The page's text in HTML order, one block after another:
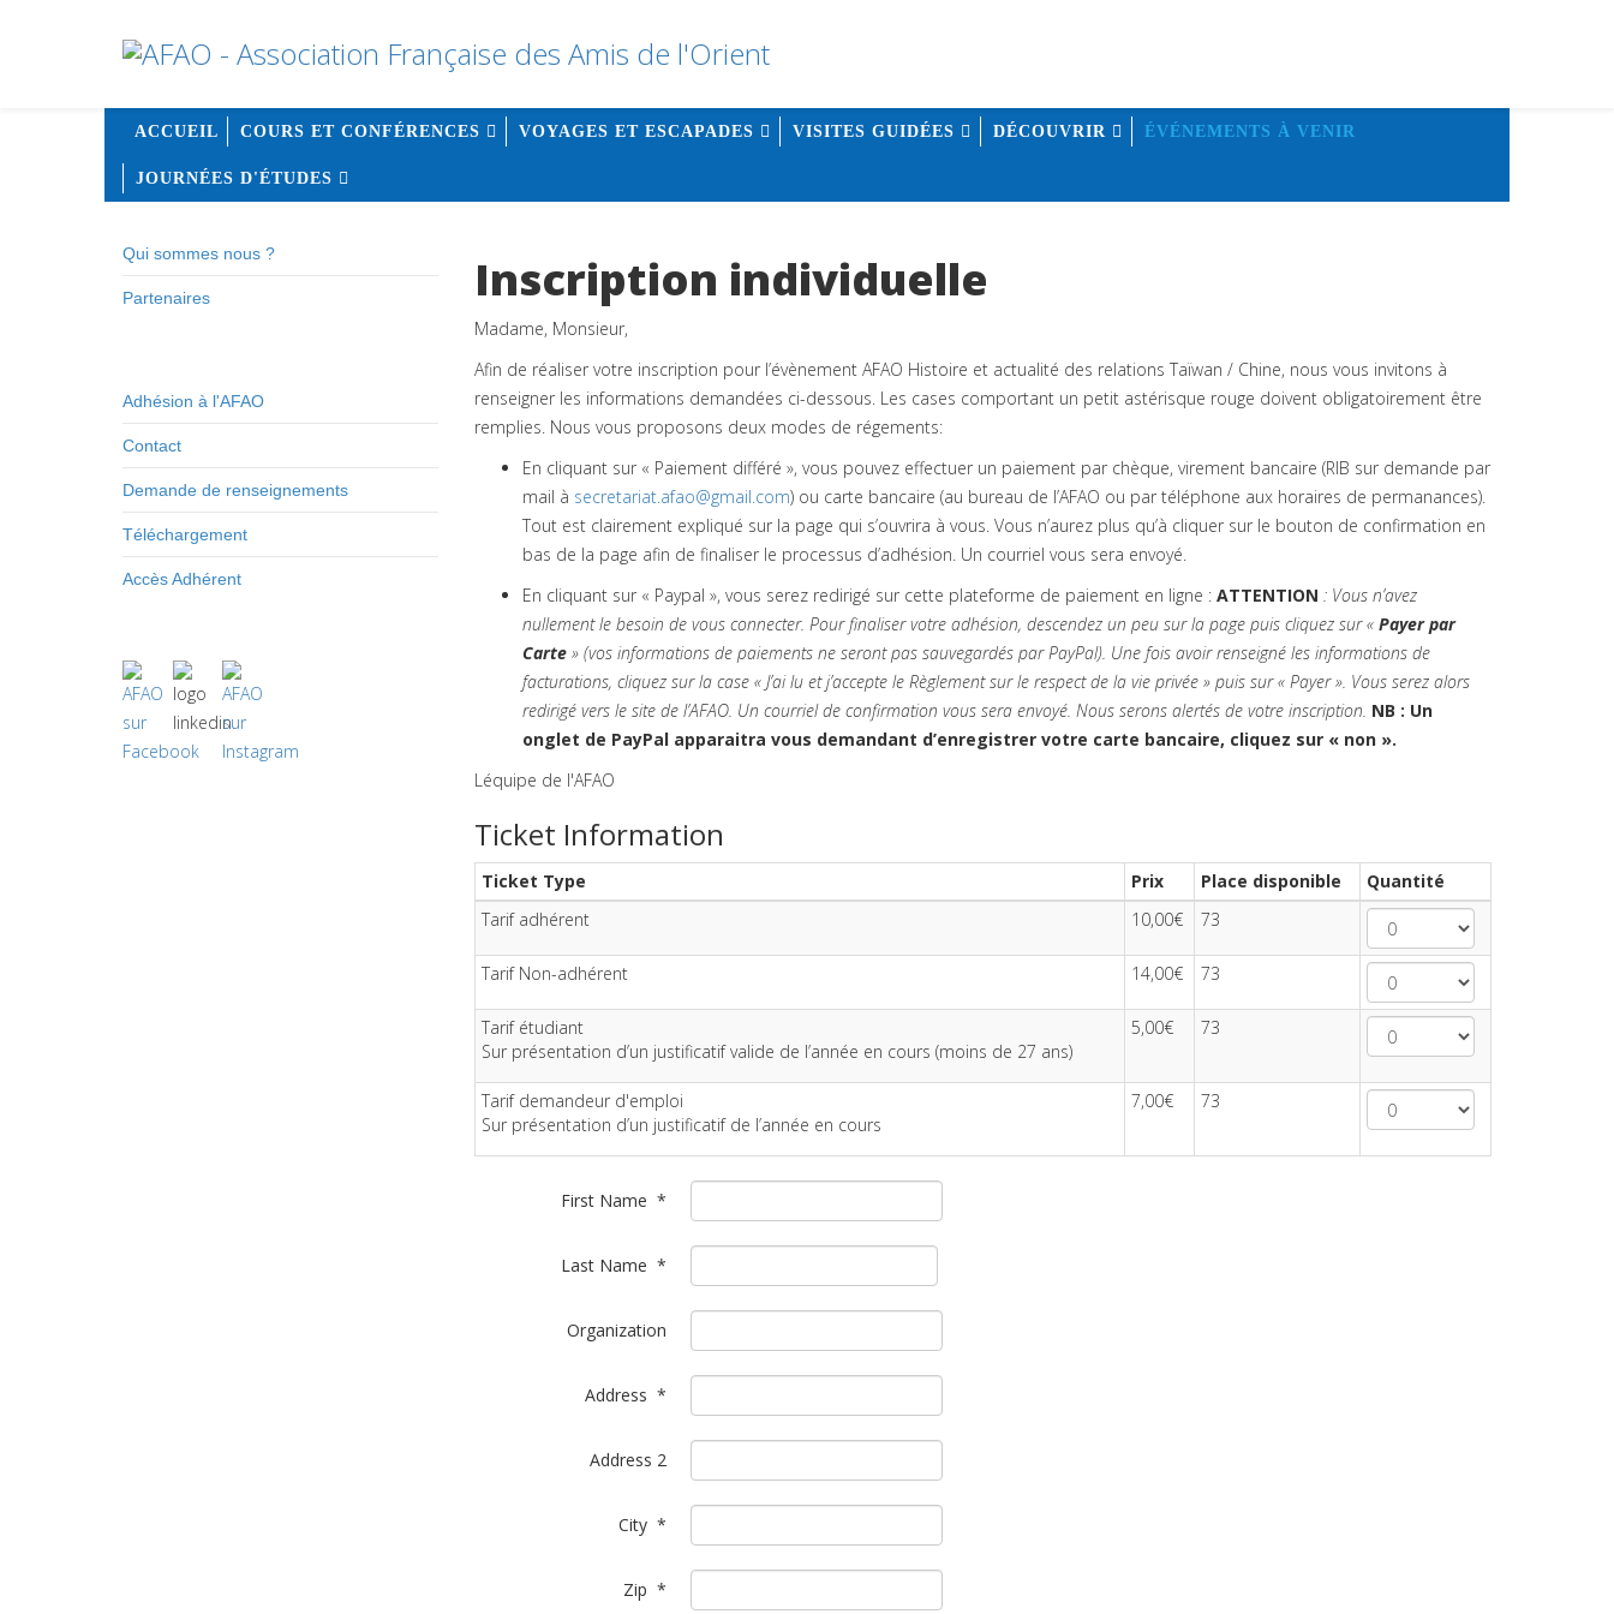
ACCUEIL COURS ET CONFÉRENCES VOYAGES ET ESCAPADES VISITES GUIDÉES DÉCOUVRIR ÉVÉNEMENTS À VENIR
JOURNÉES D'ÉTUDES
Qui sommes nous ?
Partenaires
Adhésion à l'AFAO
Contact
Demande de renseignements
Téléchargement
Accès Adhérent
Inscription individuelle
Madame, Monsieur,
Afin de réaliser votre inscription pour l’évènement AFAO Histoire et actualité des relations Taïwan / Chine, nous vous invitons à
renseigner les informations demandées ci-dessous. Les cases comportant un petit astérisque rouge doivent obligatoirement être
remplies. Nous vous proposons deux modes de régements:
En cliquant sur « Paiement différé », vous pouvez effectuer un paiement par chèque, virement bancaire (RIB sur demande par
mail à secretariat.afao@gmail.com) ou carte bancaire (au bureau de l’AFAO ou par téléphone aux horaires de permanances).
Tout est clairement expliqué sur la page qui s’ouvrira à vous. Vous n’aurez plus qu’à cliquer sur le bouton de confirmation en
bas de la page afin de finaliser le processus d’adhésion. Un courriel vous sera envoyé.
En cliquant sur « Paypal », vous serez redirigé sur cette plateforme de paiement en ligne : ATTENTION : Vous n’avez
nullement le besoin de vous connecter. Pour finaliser votre adhésion, descendez un peu sur la page puis cliquez sur « Payer par
Carte » (vos informations de paiements ne seront pas sauvegardés par PayPal). Une fois avoir renseigné les informations de
facturations, cliquez sur la case « J’ai lu et j’accepte le Règlement sur le respect de la vie privée » puis sur « Payer ». Vous serez alors
redirigé vers le site de l’AFAO. Un courriel de confirmation vous sera envoyé. Nous serons alertés de votre inscription. NB : Un
onglet de PayPal apparaitra vous demandant d’enregistrer votre carte bancaire, cliquez sur « non ».
Léquipe de l'AFAO
Ticket Information
Ticket Type Prix Place disponible
Quantité
Tarif adhérent
10,00€ 73
Tarif Non-adhérent 14,00€ 73
Tarif étudiant
Sur présentation d’un justificatif valide de l’année en cours (moins de 27 ans)
5,00€ 73
Tarif demandeur d'emploi
Sur présentation d’un justificatif de l’année en cours
7,00€ 73
First Name *
Last Name *
Organization
Address *
Address 2
City *
Zip *